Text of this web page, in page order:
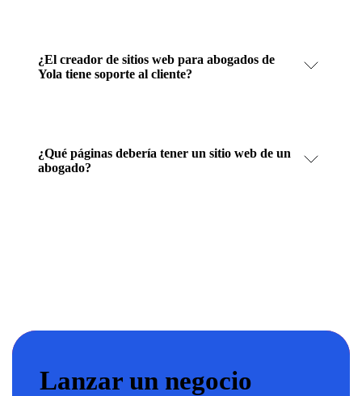
¿El creador de sitios web para abogados de
Yola tiene soporte al cliente?
¿Qué páginas debería tener un sitio web de un
abogado?
Lanzar un negocio